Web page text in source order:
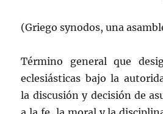
(Griego synodos, una
Término general que
eclesiásticas bajo la
la discusión y decisión de